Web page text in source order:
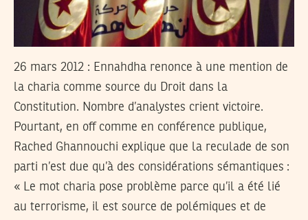
26 mars 2012 : Ennahdha renonce à une mention de
la charia comme source du Droit dans la
Constitution. Nombre d’analystes crient victoire.
Pourtant, en off comme en conférence publique,
Rached Ghannouchi explique que la reculade de son
parti n’est due qu’à des considérations sémantiques :
« Le mot charia pose problème parce qu’il a été lié
au terrorisme, il est source de polémiques et de